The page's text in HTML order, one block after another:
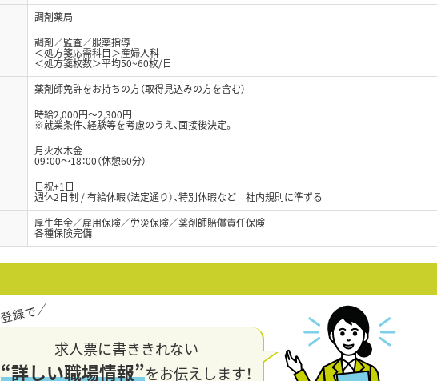
調剤薬局
調剤／監査／服薬指導
＜処方箋応需科目＞産婦人科
＜処方箋枚数＞平均50~60枚/日
薬剤師免許をお持ちの方（取得見込みの方を含む）
時給2,000円～2,300円
※就業条件、経験等を考慮のうえ、面接後決定。
月火水木金
09：00～18：00（休憩60分）
日祝+1日
週休2日制 / 有給休暇（法定通り）、特別休暇など 社内規則に準ずる
厚生年金／雇用保険／労災保険／薬剤師賠償責任保険
各種保険完備
求人票に書ききれない
“詳しい職場情報”をお伝えします！